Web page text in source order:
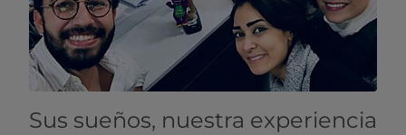
Sus sueños, nuestra experiencia